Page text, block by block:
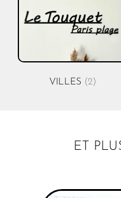
VILLES (2)
ET